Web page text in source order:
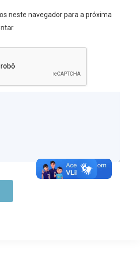
neste navegador para a próxima